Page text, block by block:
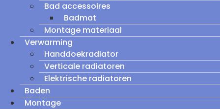
Bad accessoires
Badmat
Montage materiaal
Verwarming
Handdoekradiator
Verticale radiatoren
Elektrische radiatoren
Baden
Montage